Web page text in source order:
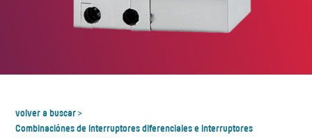
volver a buscar>
Combinaciónes de interruptores diferenciales e interruptores